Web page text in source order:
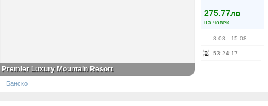
275.77лв
на човек
8.08 - 15.08
53:24:17
Premier Luxury Mountain Resort
Банско